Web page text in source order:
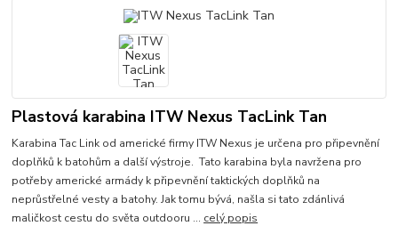
Plastová karabina ITW Nexus TacLink Tan
Karabina Tac Link od americké firmy ITW Nexus je určena pro připevnění
doplňků k batohům a další výstroje. Tato karabina byla navržena pro
potřeby americké armády k připevnění taktických doplňků na
neprůstřelné vesty a batohy. Jak tomu bývá, našla si tato zdánlivá
maličkost cestu do světa outdooru ... celý popis